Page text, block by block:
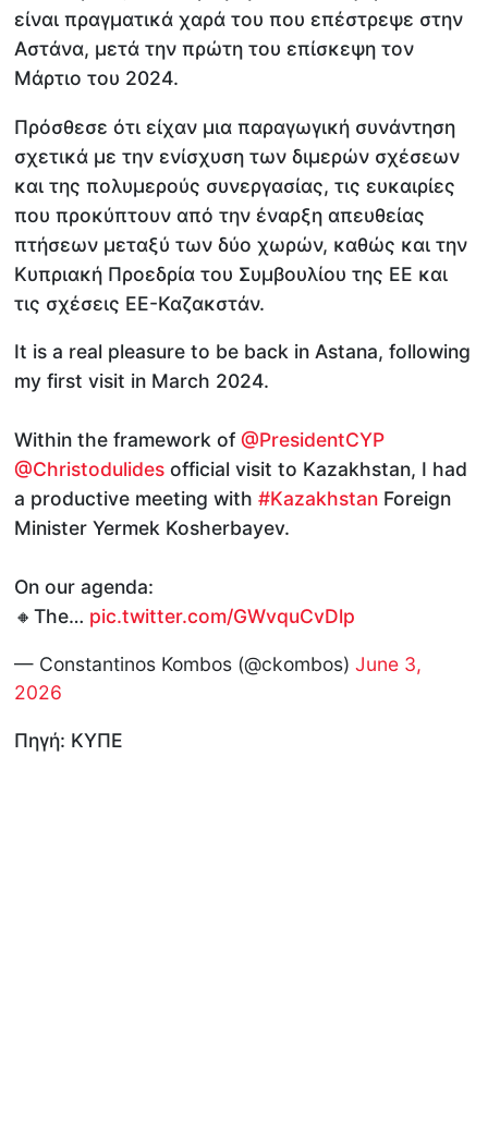
είναι πραγματικά χαρά του που επέστρεψε στην
Αστάνα, μετά την πρώτη του επίσκεψη τον
Μάρτιο του 2024.
Πρόσθεσε ότι είχαν μια παραγωγική συνάντηση
σχετικά με την ενίσχυση των διμερών σχέσεων
και της πολυμερούς συνεργασίας, τις ευκαιρίες
που προκύπτουν από την έναρξη απευθείας
πτήσεων μεταξύ των δύο χωρών, καθώς και την
Κυπριακή Προεδρία του Συμβουλίου της ΕΕ και
τις σχέσεις ΕΕ-Καζακστάν.
It is a real pleasure to be back in Astana, following
my first visit in March 2024.
Within the framework of@PresidentCYP
@Christodulides official visit to Kazakhstan, I had
a productive meeting with#Kazakhstan Foreign
Minister Yermek Kosherbayev.
On our agenda:
🔸The… pic.twitter.com/GWvquCvDlp
— Constantinos Kombos (@ckombos)June 3,
2026
Πηγή: ΚΥΠΕ